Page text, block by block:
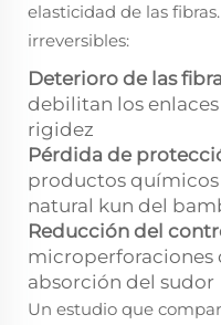
elasticidad de las
irreversibles:
Deterioro de las
debilitan los
rigidez
Pérdida de
productos
natural kun del
Reducción del
microperforaciones
absorción del sudor
Un estudio que